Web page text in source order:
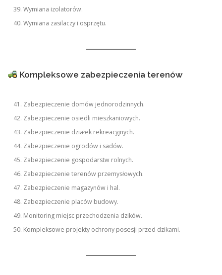
Wymiana izolatorów.
Wymiana zasilaczy i osprzętu.
Kompleksowe zabezpieczenia terenów
Zabezpieczenie domów jednorodzinnych.
Zabezpieczenie osiedli mieszkaniowych.
Zabezpieczenie działek rekreacyjnych.
Zabezpieczenie ogrodów i sadów.
Zabezpieczenie gospodarstw rolnych.
Zabezpieczenie terenów przemysłowych.
Zabezpieczenie magazynów i hal.
Zabezpieczenie placów budowy.
Monitoring miejsc przechodzenia dzików.
Kompleksowe projekty ochrony posesji przed dzikami.